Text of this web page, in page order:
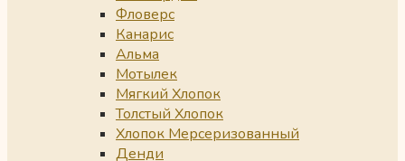
Фловерс
Канарис
Альма
Мотылек
Мягкий Хлопок
Толстый Хлопок
Хлопок Мерсеризованный
Денди